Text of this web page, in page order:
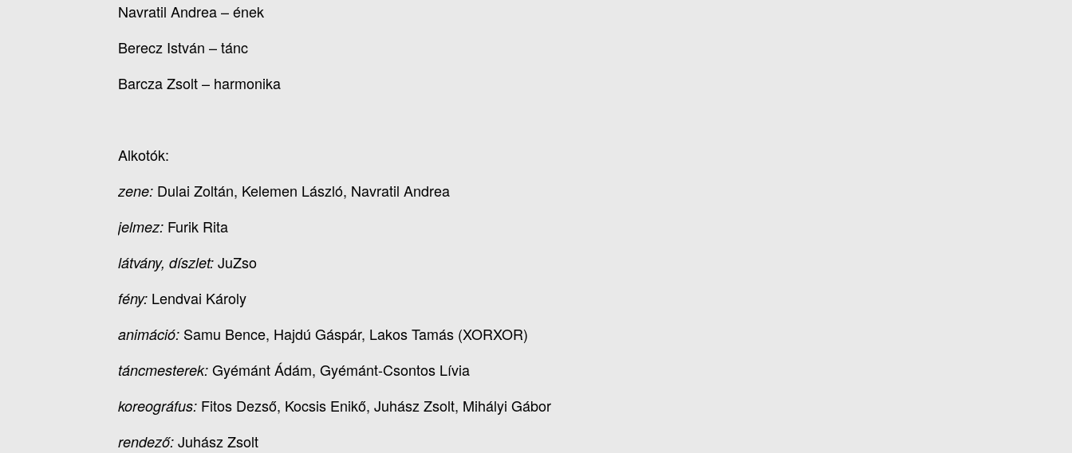
Navratil Andrea – ének
Berecz István – tánc
Barcza Zsolt – harmonika
Alkotók:
zene: Dulai Zoltán, Kelemen László, Navratil Andrea
jelmez: Furik Rita
látvány, díszlet: JuZso
fény: Lendvai Károly
animáció: Samu Bence, Hajdú Gáspár, Lakos Tamás (XORXOR)
táncmesterek: Gyémánt Ádám, Gyémánt-Csontos Lívia
koreográfus: Fitos Dezső, Kocsis Enikő, Juhász Zsolt, Mihályi Gábor
rendező: Juhász Zsolt